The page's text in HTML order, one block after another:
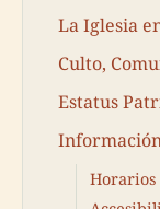
La Iglesia
Culto,
Estatus
Horarios